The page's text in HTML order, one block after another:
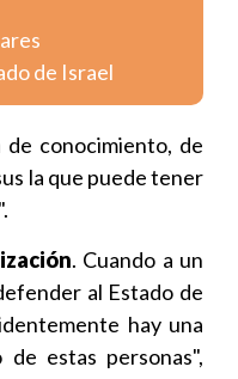
de Israel
conocimiento, de
la que puede tener
. Cuando a un
al Estado de
hay una
estas personas",